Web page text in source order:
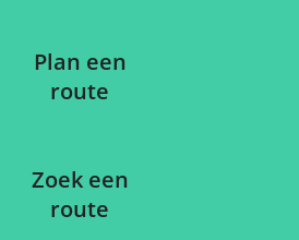
Plan een
route
Zoek een
route